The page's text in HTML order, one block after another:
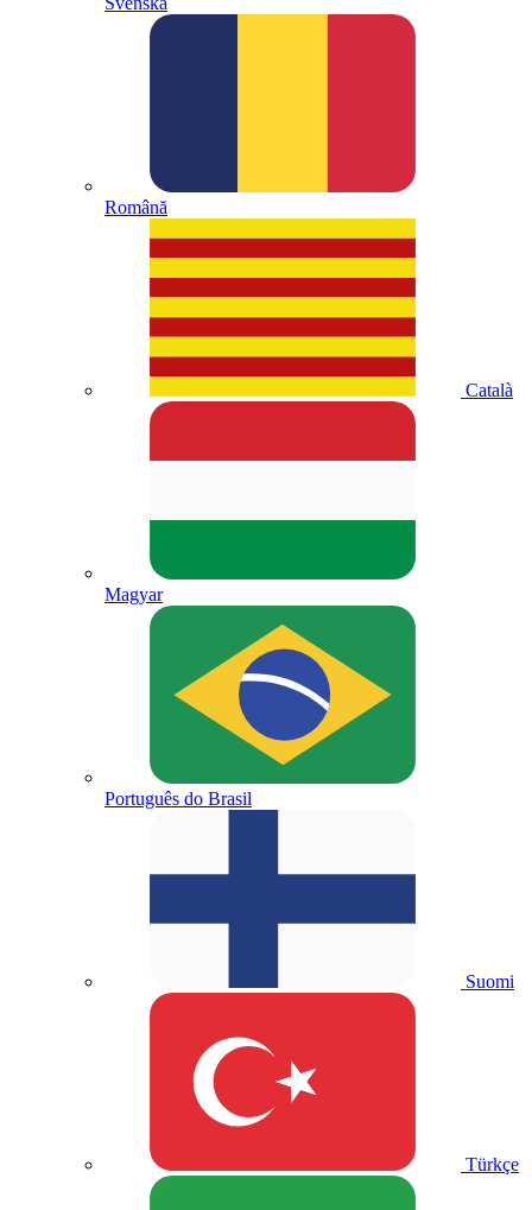
Română
Català
Magyar
Português do Brasil
Suomi
Türkçe